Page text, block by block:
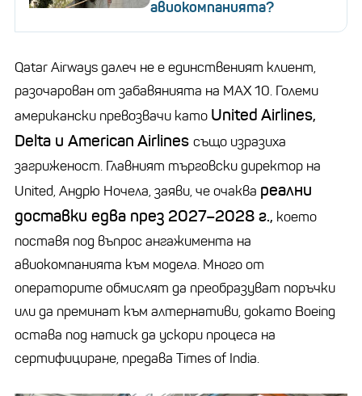
авиокомпанията?
Qatar Airways далеч не е единственият клиент,
разочарован от забавянията на MAX 10. Големи
американски превозвачи като United Airlines,
Delta и American Airlines също изразиха
загриженост. Главният търговски директор на
United, Андрю Ночела, заяви, че очаква реални
доставки едва през 2027–2028 г., което
поставя под въпрос ангажимента на
авиокомпанията към модела. Много от
операторите обмислят да преобразуват поръчки
или да преминат към алтернативи, докато Boeing
остава под натиск да ускори процеса на
сертифициране, предава Times of India.